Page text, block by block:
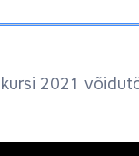
2021